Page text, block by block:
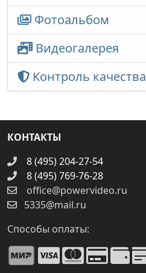
Фотоальбом
Видеогалерея
Контроль качества
КОНТАКТЫ
8 (495) 204-27-54
8 (495) 769-76-28
office@powervideo.ru
5335@mail.ru
Способы оплаты: